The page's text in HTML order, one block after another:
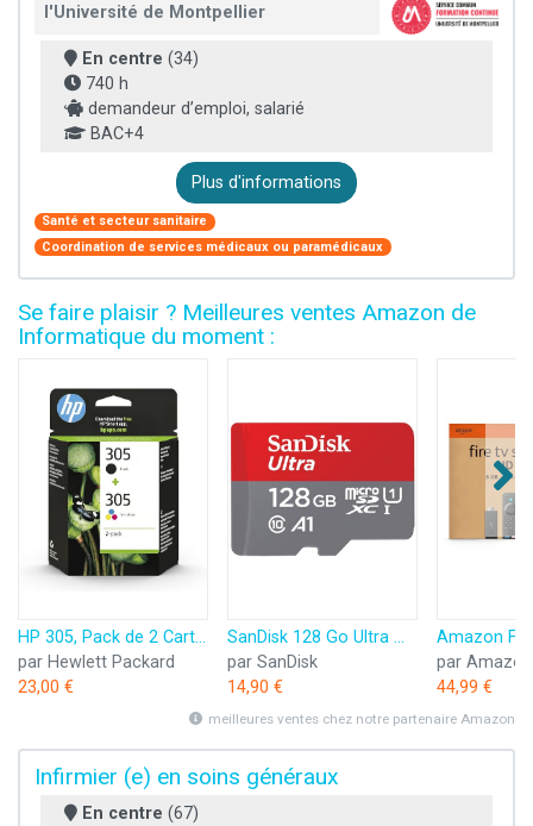
l'Université de Montpellier
En centre (34)
740 h
demandeur d’emploi, salarié
BAC+4
Plus d'informations
Santé et secteur sanitaire
Coordination de services médicaux ou paramédicaux
Se faire plaisir ? Meilleures ventes Amazon de
Informatique du moment :
HP 305, Pack de 2 Cartouches d’Encre Originales, 6ZD17AE, Noir, Cyan, Jaune, Magenta
par Hewlett Packard
23,00 €
SanDisk 128 Go Ultra microSDXC, Carte micro sd + adaptateur SD (Pour Smartphone et Tablette, Video Full HDD, jusqu'à 140 Mo/s, UHS-I, La performance A1, Class 10, U1)
par SanDisk
14,90 €
par Amazon
44,99 €
meilleures ventes chez notre partenaire Amazon
Infirmier (e) en soins généraux
En centre (67)